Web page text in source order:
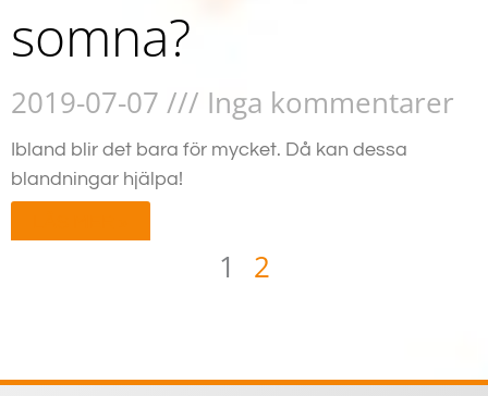
somna?
2019-07-07 Inga kommentarer
Ibland blir det bara för mycket. Då kan dessa
blandningar hjälpa!
1 2